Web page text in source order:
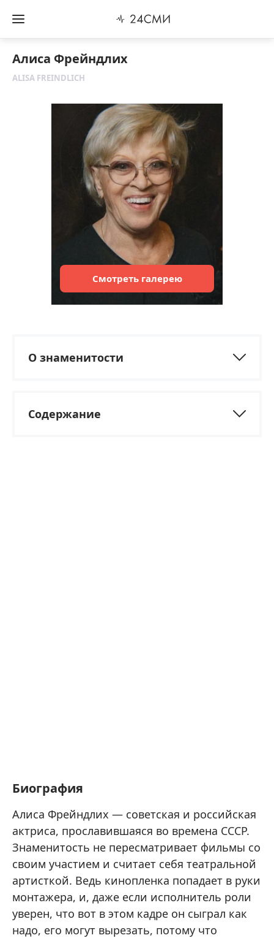
Алиса Фрейндлих
ALISA FREINDLICH
Смотреть галерею
О знаменитости
Содержание
Биография
Алиса Фрейндлих — советская и российская
актриса, прославившаяся во времена СССР.
Знаменитость не пересматривает фильмы со
своим участием и считает себя театральной
артисткой. Ведь кинопленка попадает в руки
монтажера, и, даже если исполнитель роли
уверен, что вот в этом кадре он сыграл как
надо, его могут вырезать, потому что